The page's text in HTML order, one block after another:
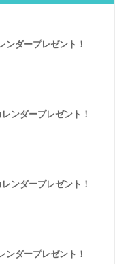
ンダープレゼント！
ンダープレゼント！
ンダープレゼント！
ンダープレゼント！